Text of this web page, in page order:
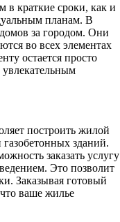
в краткие сроки, как и
планам. В
за городом. Они
во всех элементах
остается просто
увлекательным
построить жилой
зданий.
заказать услугу
Это позволит
Заказывая готовый
ваше жилье